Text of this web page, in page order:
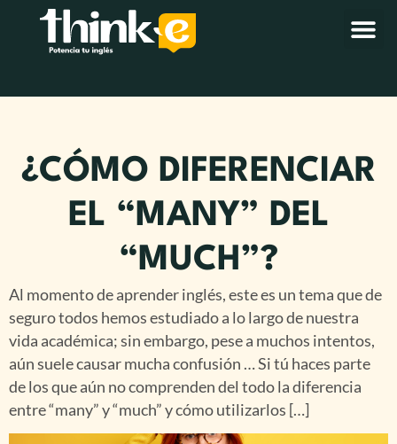
¿CÓMO DIFERENCIAR
EL “MANY” DEL
“MUCH”?
Al momento de aprender inglés, este es un tema que de
seguro todos hemos estudiado a lo largo de nuestra
vida académica; sin embargo, pese a muchos intentos,
aún suele causar mucha confusión … Si tú haces parte
de los que aún no comprenden del todo la diferencia
entre “many” y “much” y cómo utilizarlos […]